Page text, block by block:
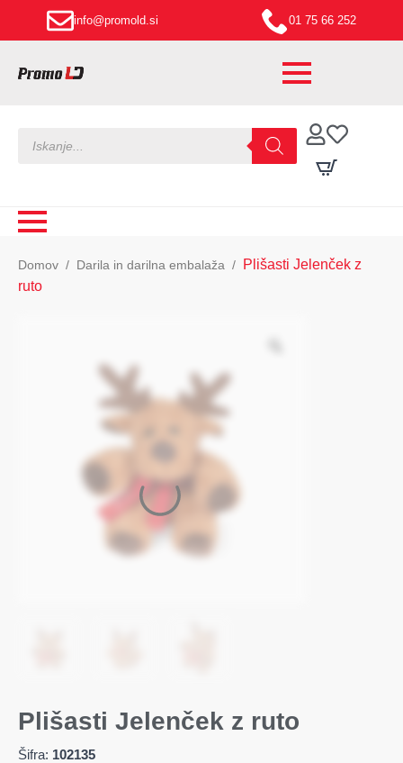
info@promold.si 01 75 66 252
search
Domov Darila in darilna embalaža
Plišasti Jelenček z
ruto
Plišasti Jelenček z ruto
Šifra: 102135